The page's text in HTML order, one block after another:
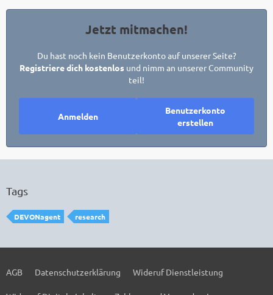
Jetzt mitmachen!
Du hast noch kein Benutzerkonto auf unserer Seite?
Registriere dich kostenlos und nimm an unserer Community
teil!
Benutzerkonto
erstellen
Anmelden
Tags
DEVONagent research
AGB Datenschutzerklärung Wideruf Dienstleistung